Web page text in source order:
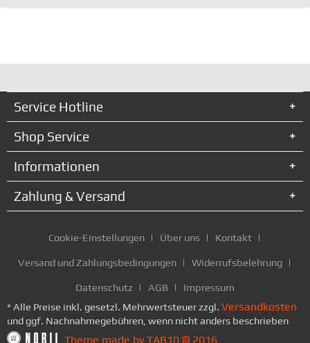
Service Hotline
Shop Service
Informationen
Zahlung & Versand
Cookie-Einstellungen Über uns Kontakt
Versand und Zahlungsbedingungen Widerrufsbelehrung
Datenschutz AGB
Impressum
* Alle Preise inkl. gesetzl. Mehrwertsteuer zzgl. Versandkosten
und ggf. Nachnahmegebühren, wenn nicht anders beschrieben
Theme made by TAB10 © 2016